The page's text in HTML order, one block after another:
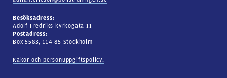
Besöksadress:
Adolf Fredriks kyrkogata 11
Postadress:
Box 5583, 114 85 Stockholm
Kakor och personuppgiftspolicy.